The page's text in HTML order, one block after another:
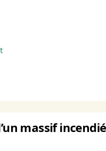
massif